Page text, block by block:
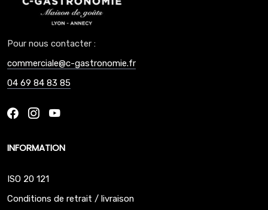
Pour nous contacter :
commerciale@c-gastronomie.fr
04 69 84 83 85
INFORMATION
ISO 20 121
Conditions de retrait / livraison